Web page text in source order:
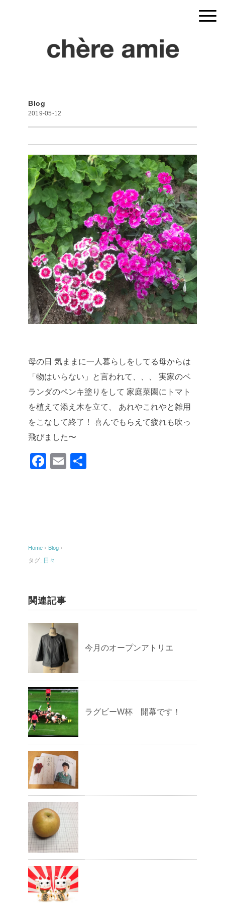
Blog
2019-05-12
母の日 気ままに一人暮らしをしてる母からは
「物はいらない」と言われて、、、
実家のベ
ランダのペンキ塗りをして 家庭菜園にトマト
を植えて添え木を立て、
あれやこれやと雑用
をこなして終了！
喜んでもらえて疲れも吹っ
飛びました〜
F
o
o
E
Home › Blog ›
タグ: 日々
関連記事
今月のオープンアトリエ
ラグビーW杯 開幕です！